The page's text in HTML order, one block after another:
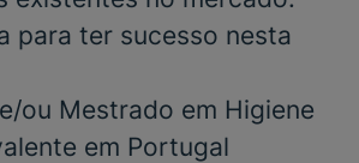
para ter sucesso nesta
ou Mestrado em Higiene
em Portugal